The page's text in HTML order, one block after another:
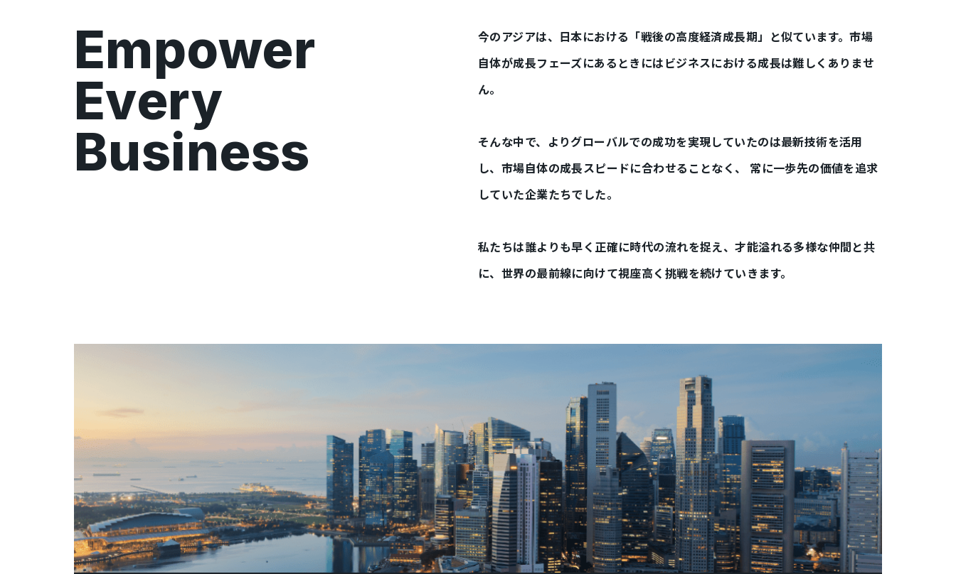
Empower
Every
Business
今のアジアは、日本における「戦後の高度経済成長期」と似ています。市場
自体が成長フェーズにあるときにはビジネスにおける成長は難しくありませ
ん。
そんな中で、よりグローバルでの成功を実現していたのは最新技術を活用
し、市場自体の成長スピードに合わせることなく、 常に一歩先の価値を追求
していた企業たちでした。
私たちは誰よりも早く正確に時代の流れを捉え、才能溢れる多様な仲間と共
に、世界の最前線に向けて視座高く挑戦を続けていきます。